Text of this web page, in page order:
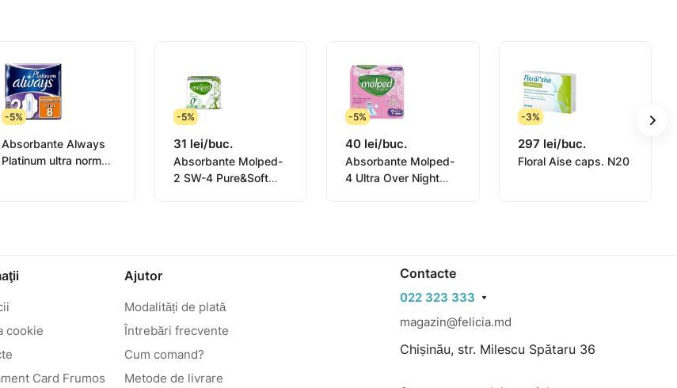
-5%
Absorbante Always
Platinum ultra normal
-5%
31 lei/buc.
Absorbante Molped-
2 SW-4 Pure&Soft
-5%
40 lei/buc.
Absorbante Molped-
4 Ultra Over Night
-3%
297 lei/buc.
Floral Aise caps. N20
cookie
Card Frumos
Ajutor
Modalități de plată
Întrebări frecvente
Cum comand?
Metode de livrare
Contacte
022 323 333
magazin@felicia.md
Chișinău, str. Milescu Spătaru 36